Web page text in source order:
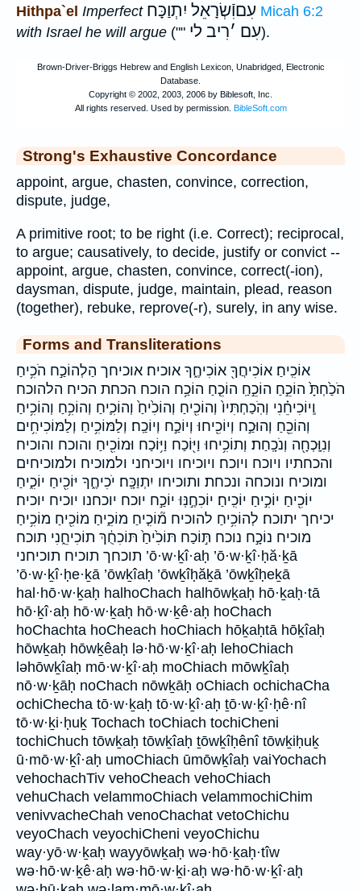
Hithpa`el Imperfect עִםוִֿשְׂרָאֵל יִתְוַכָּח Micah 6:2
with Israel he will argue ("" עִם ׳רִיב לי ).
Strong's Exhaustive Concordance
appoint, argue, chasten, convince, correction,
dispute, judge,
A primitive root; to be right (i.e. Correct); reciprocal,
to argue; causatively, to decide, justify or convict --
appoint, argue, chasten, convince, correct(-ion),
daysman, dispute, judge, maintain, plead, reason
(together), rebuke, reprove(-r), surely, in any wise.
Forms and Transliterations
אוֹכִֽיחַ׃ אוֹכִיחֲךָ֖ אוֹכִיחֶ֑ךָ אוכיח׃ אוכיחך הַלְהוֹכַ֣ח הֹכִ֥יחַ
הֹכַ֙חְתָּ֙ הוֹכֵ֣חַ הוֹכֵ֣חַֽ הוֹכֵ֤חַ הוֹכַ֥ח הוכח הכחת הכיח הלהוכח
וְֽיוֹכִיחֵ֗נִי וְהֹֽכַחְתִּיו֙ וְהוֹכִ֖יחַ וְהוֹכִ֙יחַ֙ וְהוֹכִ֛יחַ וְהוֹכִ֥חַ וְהוֹכִ֥יחַ
וְהוֹכֵ֖חַ וְהוּכַ֣ח וְיוֹכִ֖יחוּ וְיוֹכַ֣ח וְיוֹכַֽח׃ וְלַמּוֹכִ֥יחַ וְלַמּוֹכִיחִ֥ים
וְנִוָּֽכְחָ֖ה וְנֹכָֽחַת׃ וְתוֹכִ֥יחוּ וַיּ֖וֹכַח וַיּ֥וֹכַח וּמוֹכִ֖יחַ והוכח והוכיח
והכחתיו ויוכח ויוכח׃ ויוכיחו ויוכיחני ולמוכיח ולמוכיחים
ומוכיח ונוכחה ונכחת׃ ותוכיחו יִתְוַכָּֽח׃ יֹכִיחֶ֑ךָ יּוֹכִ֖יחַ יוֹכִ֑יחַ
יוֹכִ֖יחַ יוֹכִ֣יחַ יוֹכִֽיחַ׃ יוֹכִחֶ֣נּֽוּ יוֹכַ֣ח יוכח יוכחנו יוכיח יוכיח׃
יכיחך יתוכח׃ לְהוֹכִ֥יחַ להוכיח מ֘וֹכִ֤יחַ מוֹכִ֑יחַ מוֹכִ֖יחַ מוֹכִ֥יחַ
מוכיח נוֹכָ֣ח נוכח תּ֣וֹכַח תּוֹכִ֙יחַ֙ תּוֹכִחֻ֔ךְ תוֹכִיחֵ֑נִי תוכח
תוכחך תוכיח תוכיחני ’ō·w·ḵî·aḥ ’ō·w·ḵî·ḥă·ḵā
’ō·w·ḵî·ḥe·ḵā ’ōwḵîaḥ ’ōwḵîḥăḵā ’ōwḵîḥeḵā
hal·hō·w·ḵaḥ halhoChach halhōwḵaḥ hō·ḵaḥ·tā
hō·ḵî·aḥ hō·w·ḵaḥ hō·w·ḵê·aḥ hoChach
hoChachta hoCheach hoChiach hōḵaḥtā hōḵîaḥ
hōwḵaḥ hōwḵêaḥ lə·hō·w·ḵî·aḥ lehoChiach
ləhōwḵîaḥ mō·w·ḵî·aḥ moChiach mōwḵîaḥ
nō·w·ḵāḥ noChach nōwḵāḥ oChiach ochichaCha
ochiChecha tō·w·ḵaḥ tō·w·ḵî·aḥ ṯō·w·ḵî·ḥê·nî
tō·w·ḵi·ḥuḵ Tochach toChiach tochiCheni
tochiChuch tōwḵaḥ tōwḵîaḥ ṯōwḵîḥênî tōwḵiḥuḵ
ū·mō·w·ḵî·aḥ umoChiach ūmōwḵîaḥ vaiYochach
vehochachTiv vehoCheach vehoChiach
vehuChach velammoChiach velammochiChim
venivvacheChah venoChachat vetoChichu
veyoChach veyochiCheni veyoChichu
way·yō·w·ḵaḥ wayyōwḵaḥ wə·hō·ḵaḥ·tîw
wə·hō·w·ḵê·aḥ wə·hō·w·ḵi·aḥ wə·hō·w·ḵî·aḥ